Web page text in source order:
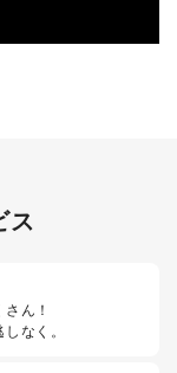
ス
ん！
なく。